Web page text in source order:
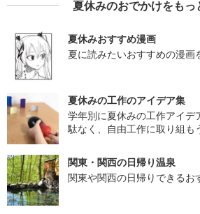
夏休みのおでかけをもっ
夏休みおすすめ漫画
夏に読みたいおすすめの漫画
夏休みの工作のアイデア集
学年別に夏休みの工作アイデ
駄なく、自由工作に取り組も
関東・関西の日帰り温泉
関東や関西の日帰りできるお